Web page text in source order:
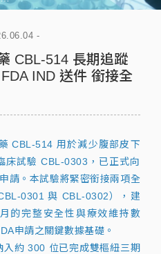
-
CBL-514 長期追蹤
IND 送件 銜接全
CBL-514 用於減少腹部皮下
床試驗 CBL-0303，已正式向
請。本試驗將緊密銜接兩項全
0301 與 CBL-0302），建
的完整安全性與療效維持數
申請之關鍵數據基礎。
約 300 位已完成雙樞紐三期